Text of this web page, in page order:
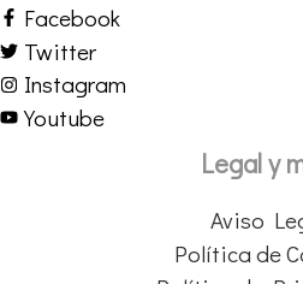
Facebook
Twitter
Instagram
Youtube
Legal y
Aviso
Política de